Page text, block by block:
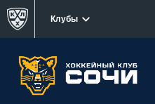
Клубы